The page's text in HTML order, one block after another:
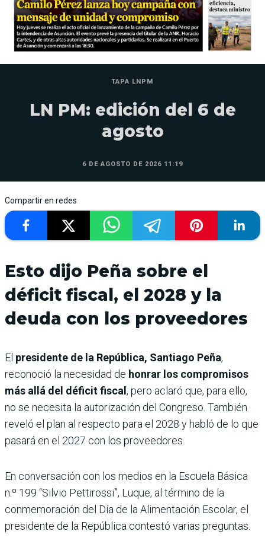
TAPA LNPM
LN PM: edición del 6 de
agosto
6 DE AGOSTO DE 2026 11:19
Compartir en redes
Esto dijo Peña sobre el
déficit fiscal, el 2028 y la
deuda con los proveedores
El presidente de la República, Santiago Peña,
reconoció la necesidad de honrar los compromisos
más allá del déficit fiscal , pero aclaró que, para ello,
no se necesita la autorización del Congreso. También
reveló el plan al respecto para el 2028 y habló de lo que
pasará en el 2027 con los proveedores.
En conversación con los medios en la Escuela Básica
n.º 199 “Silvio Pettirossi”, Luque, al término de la
conmemoración del Día de la Alimentación Escolar, el
presidente de la República contestó varias preguntas.